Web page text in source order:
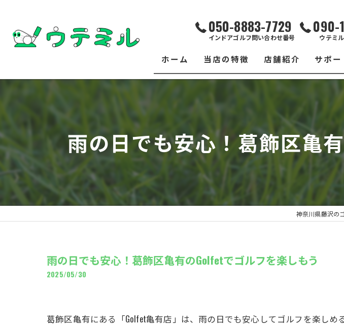
050-8883-7729
インドアゴルフ問い合わせ番号
090-
ウテミ
ホーム 当店の特徴
練習場
フィッティング
店舗紹介
ウテミル 浦安駅前店
市原インドアゴルフ
ウテミルスクール高崎店
サポ
シミ
スズヨ
雨の日でも安心！葛飾区亀
神奈川県藤沢の
雨の日でも安心！葛飾区亀有のGolfetでゴルフを楽しもう
2025/05/30
葛飾区亀有にある「Golfet亀有店」は、雨の日でも安心してゴルフを楽し